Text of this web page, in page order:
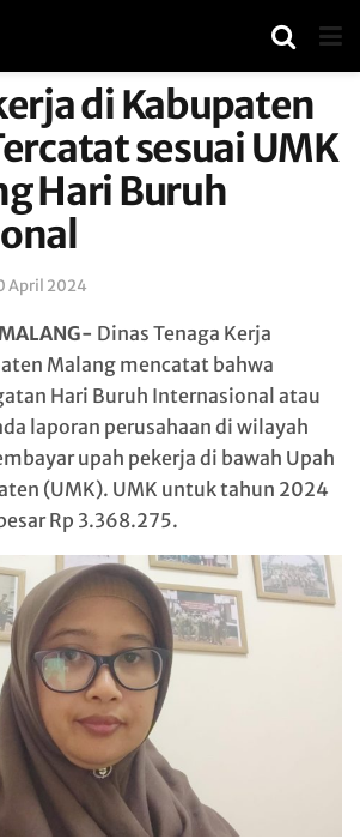
di Kabupaten
sesuai UMK
Hari Buruh
April 2024
Dinas Tenaga Kerja
Malang mencatat bahwa
Hari Buruh Internasional atau
laporan perusahaan di wilayah
upah pekerja di bawah Upah
(UMK). UMK untuk tahun 2024
Rp 3.368.275.